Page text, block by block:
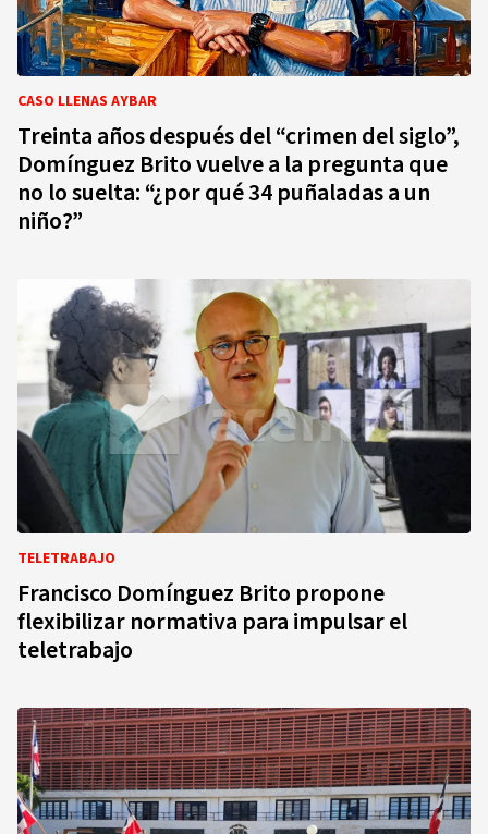
CASO LLENAS AYBAR
Treinta años después del “crimen del siglo”,
Domínguez Brito vuelve a la pregunta que
no lo suelta: “¿por qué 34 puñaladas a un
niño?”
TELETRABAJO
Francisco Domínguez Brito propone
flexibilizar normativa para impulsar el
teletrabajo